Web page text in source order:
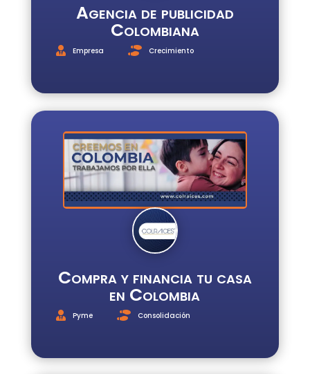
Agencia de publicidad
Colombiana
Empresa Crecimiento
Compra y financia tu casa
en Colombia
Pyme Consolidación